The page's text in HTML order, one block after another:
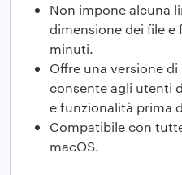
Non impone alcuna
dimensione dei file
minuti.
Offre una versione
consente agli utenti
e funzionalità prima
Compatibile con
macOS.